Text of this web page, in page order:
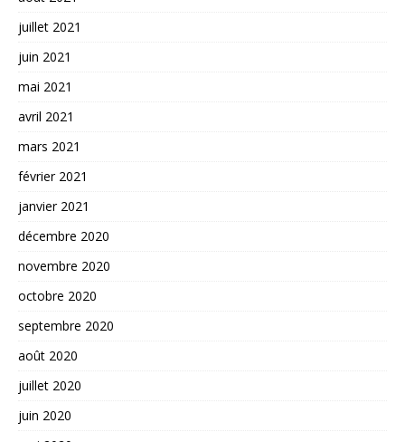
juillet 2021
juin 2021
mai 2021
avril 2021
mars 2021
février 2021
janvier 2021
décembre 2020
novembre 2020
octobre 2020
septembre 2020
août 2020
juillet 2020
juin 2020